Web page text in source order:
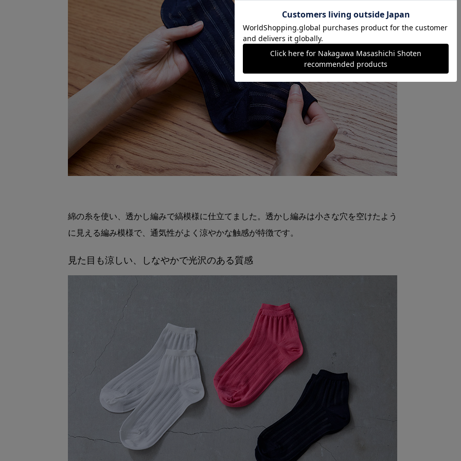
綿の糸を使い、透かし編みで縞模様に仕立てました。透かし編みは小さな穴を空けたよう
に見える編み模様で、通気性がよく涼やかな触感が特徴です。
見た目も涼しい、しなやかで光沢のある質感